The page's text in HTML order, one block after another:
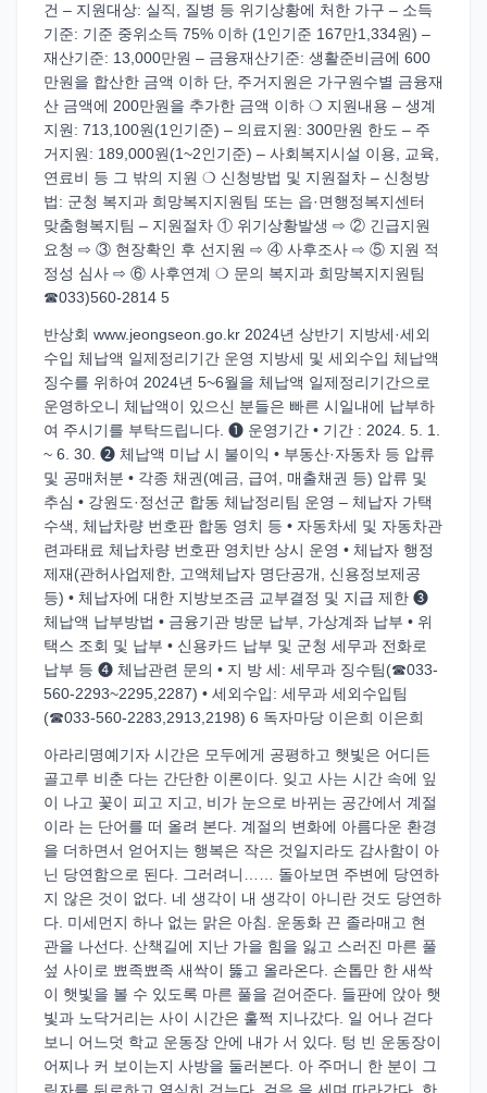
건 – 지원대상: 실직, 질병 등 위기상황에 처한 가구 – 소득
기준: 기준 중위소득 75% 이하 (1인기준 167만1,334원) –
재산기준: 13,000만원 – 금융재산기준: 생활준비금에 600
만원을 합산한 금액 이하 단, 주거지원은 가구원수별 금융재
산 금액에 200만원을 추가한 금액 이하 ❍ 지원내용 – 생계
지원: 713,100원(1인기준) – 의료지원: 300만원 한도 – 주
거지원: 189,000원(1~2인기준) – 사회복지시설 이용, 교육,
연료비 등 그 밖의 지원 ❍ 신청방법 및 지원절차 – 신청방
법: 군청 복지과 희망복지지원팀 또는 읍·면행정복지센터
맞춤형복지팀 – 지원절차 ① 위기상황발생 ⇨ ② 긴급지원
요청 ⇨ ③ 현장확인 후 선지원 ⇨ ④ 사후조사 ⇨ ⑤ 지원 적
정성 심사 ⇨ ⑥ 사후연계 ❍ 문의 복지과 희망복지지원팀
☎033)560-2814 5
반상회 www.jeongseon.go.kr 2024년 상반기 지방세·세외
수입 체납액 일제정리기간 운영 지방세 및 세외수입 체납액
징수를 위하여 2024년 5~6월을 체납액 일제정리기간으로
운영하오니 체납액이 있으신 분들은 빠른 시일내에 납부하
여 주시기를 부탁드립니다. ❶ 운영기간 • 기간 : 2024. 5. 1.
~ 6. 30. ❷ 체납액 미납 시 불이익 • 부동산·자동차 등 압류
및 공매처분 • 각종 채권(예금, 급여, 매출채권 등) 압류 및
추심 • 강원도·정선군 합동 체납정리팀 운영 – 체납자 가택
수색, 체납차량 번호판 합동 영치 등 • 자동차세 및 자동차관
련과태료 체납차량 번호판 영치반 상시 운영 • 체납자 행정
제재(관허사업제한, 고액체납자 명단공개, 신용정보제공
등) • 체납자에 대한 지방보조금 교부결정 및 지급 제한 ❸
체납액 납부방법 • 금융기관 방문 납부, 가상계좌 납부 • 위
택스 조회 및 납부 • 신용카드 납부 및 군청 세무과 전화로
납부 등 ❹ 체납관련 문의 • 지 방 세: 세무과 징수팀(☎033-
560-2293~2295,2287) • 세외수입: 세무과 세외수입팀
(☎033-560-2283,2913,2198) 6 독자마당 이은희 이은희
아라리명예기자 시간은 모두에게 공평하고 햇빛은 어디든
골고루 비춘 다는 간단한 이론이다. 잊고 사는 시간 속에 잎
이 나고 꽃이 피고 지고, 비가 눈으로 바뀌는 공간에서 계절
이라 는 단어를 떠 올려 본다. 계절의 변화에 아름다운 환경
을 더하면서 얻어지는 행복은 작은 것일지라도 감사함이 아
닌 당연함으로 된다. 그러려니…… 돌아보면 주변에 당연하
지 않은 것이 없다. 네 생각이 내 생각이 아니란 것도 당연하
다. 미세먼지 하나 없는 맑은 아침. 운동화 끈 졸라매고 현
관을 나선다. 산책길에 지난 가을 힘을 잃고 스러진 마른 풀
섶 사이로 뾰족뾰족 새싹이 뚫고 올라온다. 손톱만 한 새싹
이 햇빛을 볼 수 있도록 마른 풀을 걷어준다. 들판에 앉아 햇
빛과 노닥거리는 사이 시간은 훌쩍 지나갔다. 일 어나 걷다
보니 어느덧 학교 운동장 안에 내가 서 있다. 텅 빈 운동장이
어찌나 커 보이는지 사방을 둘러본다. 아 주머니 한 분이 그